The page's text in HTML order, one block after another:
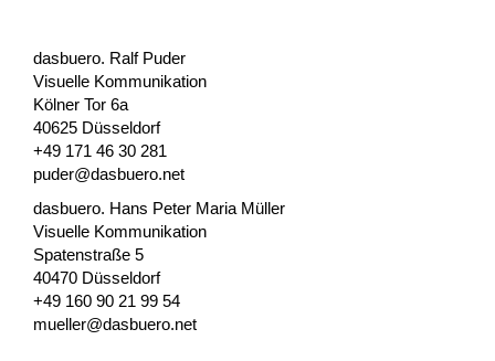
dasbuero. Ralf Puder
Visuelle Kommunikation
Kölner Tor 6a
40625 Düsseldorf
+49 171 46 30 281
puder@dasbuero.net
dasbuero. Hans Peter Maria Müller
Visuelle Kommunikation
Spatenstraße 5
40470 Düsseldorf
+49 160 90 21 99 54
mueller@dasbuero.net